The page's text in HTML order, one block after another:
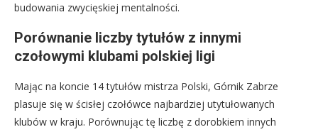
budowania zwycięskiej mentalności.
Porównanie liczby tytułów z innymi
czołowymi klubami polskiej ligi
Mając na koncie 14 tytułów mistrza Polski, Górnik Zabrze
plasuje się w ścisłej czołówce najbardziej utytułowanych
klubów w kraju. Porównując tę liczbę z dorobkiem innych